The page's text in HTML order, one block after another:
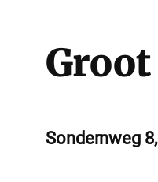
Sondernweg